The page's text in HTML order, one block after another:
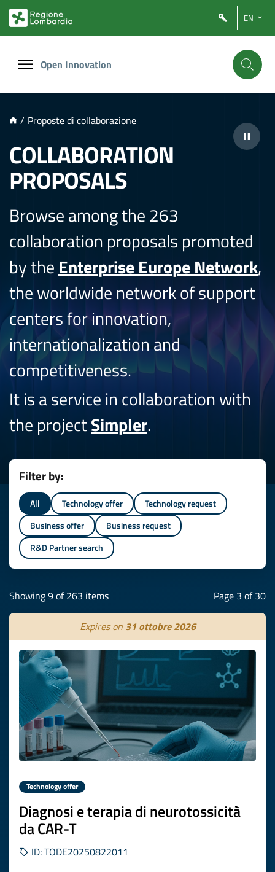
PRINCIPALE
EN
Open Innovation
/ Proposte di collaborazione
COLLABORATION
PROPOSALS
Browse among the 263
collaboration proposals promoted
by the Enterprise Europe Network,
the worldwide network of support
centers for innovation,
internationalization and
competitiveness.
It is a service in collaboration with
the projectSimpler.
Filter by:
All Technology offer
Technology request
Business offer
Business request
R&D Partner search
Showing 9 of 263 items Page 3 of 30
Expires on 31 ottobre 2026
Technology offer
Diagnosi e terapia di neurotossicità
da CAR-T
ID: TODE20250822011